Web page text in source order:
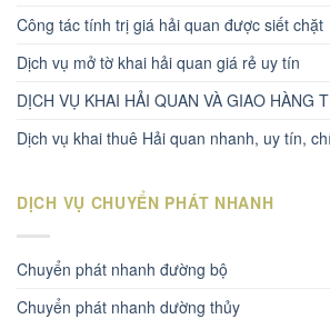
Công tác tính trị giá hải quan được siết chặt
Dịch vụ mở tờ khai hải quan giá rẻ uy tín
DỊCH VỤ KHAI HẢI QUAN VÀ GIAO HÀNG
Dịch vụ khai thuê Hải quan nhanh, uy tín,
DỊCH VỤ CHUYỂN PHÁT NHANH
Chuyển phát nhanh đường bộ
Chuyển phát nhanh dường thủy